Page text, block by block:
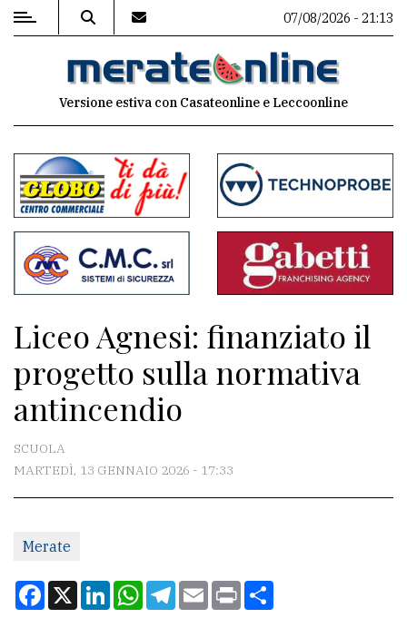
MENU
commenti
Contenuti
del
sito
Associazioni
Meteo
CONTATTI
Scrivici
Per
la
07/08/2026 - 21:13
Versione estiva con Casateonline e Leccoonline
Liceo Agnesi: finanziato il
progetto sulla normativa
antincendio
SCUOLA
MARTEDÌ, 13 GENNAIO 2026 - 17:33
Merate
Facebook
X LinkedInWhatsApp
Telegram
EmailPrint